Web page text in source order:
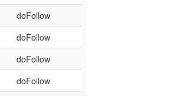
doFollow
doFollow
doFollow
doFollow